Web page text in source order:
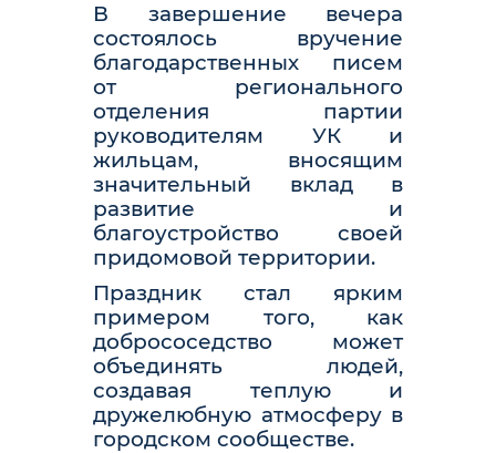
В завершение вечера
состоялось вручение
благодарственных писем
от регионального
отделения партии
руководителям УК и
жильцам, вносящим
значительный вклад в
развитие и
благоустройство своей
придомовой территории.
Праздник стал ярким
примером того, как
добрососедство может
объединять людей,
создавая теплую и
дружелюбную атмосферу в
городском сообществе.